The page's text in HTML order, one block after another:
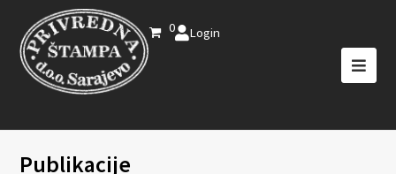
0 Login
Publikacije